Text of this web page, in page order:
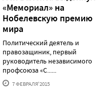
«Мемориал» на
Нобелевскую премию
мира
Политический деятель и
правозащиник, первый
руководитель независимого
профсоюза «С......
7 ФЕВРАЛЯ'2015